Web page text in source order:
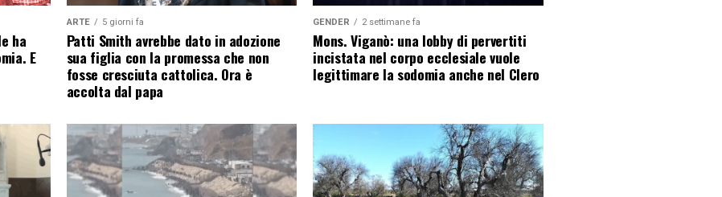
ha
E
ARTE 5 giorni fa
Patti Smith avrebbe dato in adozione
sua figlia con la promessa che non
fosse cresciuta cattolica. Ora è
accolta dal papa
GENDER 2 settimane fa
Mons. Viganò: una lobby di pervertiti
incistata nel corpo ecclesiale vuole
legittimare la sodomia anche nel Clero